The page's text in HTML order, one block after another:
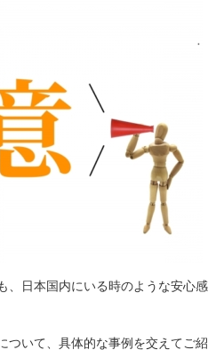
、日本国内にいる時のような安心感
ついて、具体的な事例を交えてご紹